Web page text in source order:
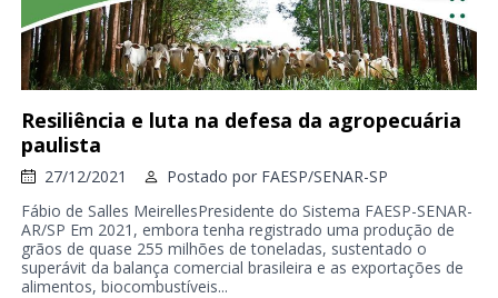
Resiliência e luta na defesa da agropecuária
paulista
27/12/2021 Postado por FAESP/SENAR-SP
Fábio de Salles MeirellesPresidente do Sistema FAESP-SENAR-
AR/SP Em 2021, embora tenha registrado uma produção de
grãos de quase 255 milhões de toneladas, sustentado o
superávit da balança comercial brasileira e as exportações de
alimentos, biocombustíveis...